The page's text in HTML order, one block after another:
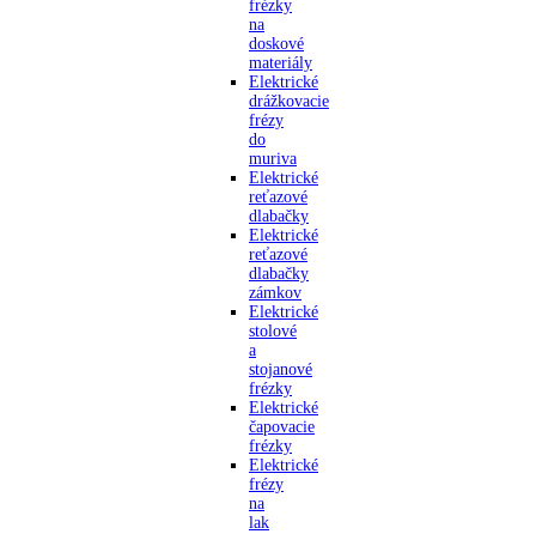
frézky
na
doskové
materiály
Elektrické
drážkovacie
frézy
do
muriva
Elektrické
reťazové
dlabačky
Elektrické
reťazové
dlabačky
zámkov
Elektrické
stolové
a
stojanové
frézky
Elektrické
čapovacie
frézky
Elektrické
frézy
na
lak